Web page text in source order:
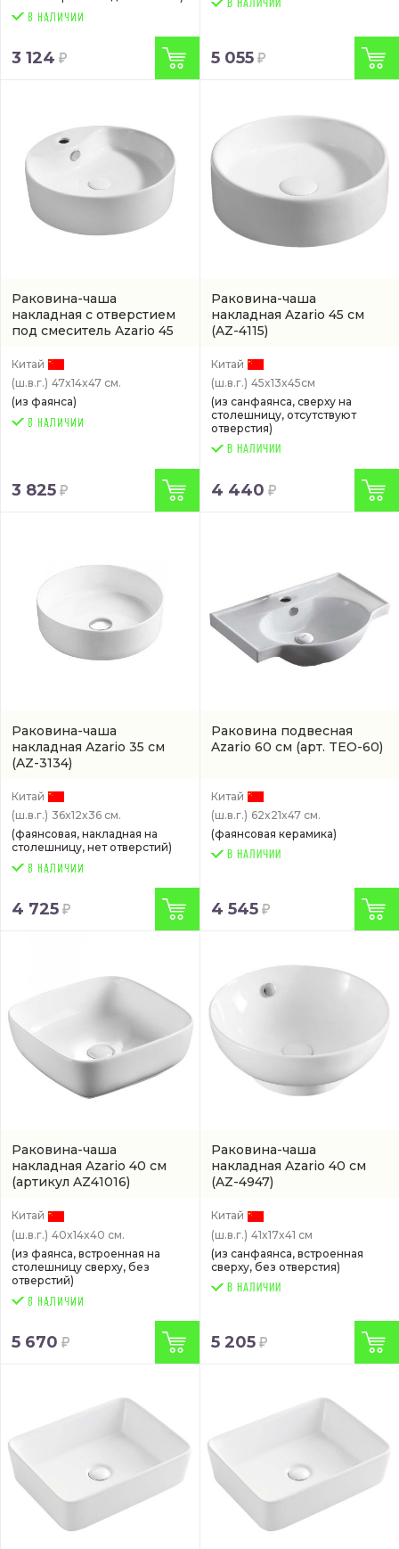
3 124
В НАЛИЧИИ
5 055
Раковина-чаша
накладная с отверстием
под смеситель Azario 45
Китай
(ш.в.г.) 47x14x47 см.
(из фаянса)
3 825
Раковина-чаша
накладная Azario 45 см
(AZ-4115)
Китай
(ш.в.г.) 45x13x45см
(из санфаянса, сверху на
столешницу, отсутствуют
отверстия)
В НАЛИЧИИ
4 440
Раковина-чаша
накладная Azario 35 см
(AZ-3134)
Китай
(ш.в.г.) 36x12x36 см.
(фаянсовая, накладная на
столешницу, нет отверстий)
4 725
Раковина подвесная
Azario 60 см (арт. TEO-60)
Китай
(ш.в.г.) 62x21x47 см.
(фаянсовая керамика)
В НАЛИЧИИ
4 545
Раковина-чаша
накладная Azario 40 см
(артикул AZ41016)
Китай
(ш.в.г.) 40x14x40 см.
(из фаянса, встроенная на
столешницу сверху, без
отверстий)
5 670
Раковина-чаша
накладная Azario 40 см
(AZ-4947)
Китай
(ш.в.г.) 41x17x41 см
(из санфаянса, встроенная
сверху, без отверстия)
В НАЛИЧИИ
5 205